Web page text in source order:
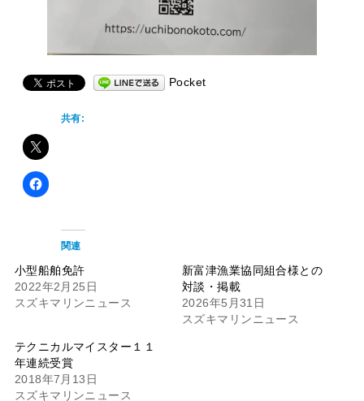
Pocket
共有:
関連
小型船舶免許
2022年2月25日
スズキマリンニュース
新富津漁業協同組合様との
対談・掲載
2026年5月31日
スズキマリンニュース
テクニカルマイスター１１
年連続受賞
2018年7月13日
スズキマリンニュース